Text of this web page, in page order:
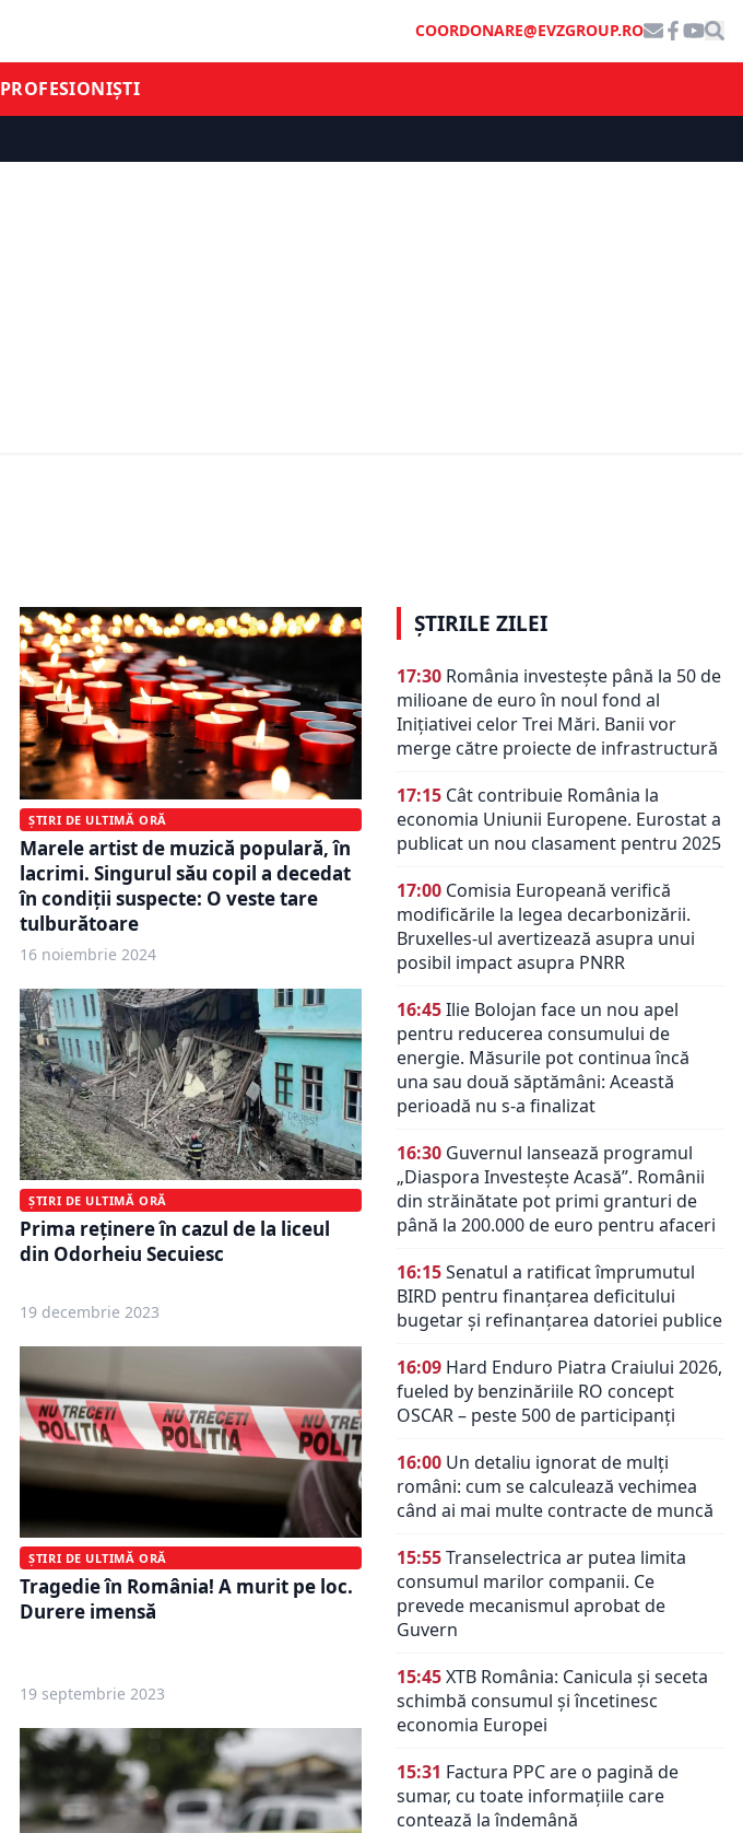
COORDONARE@EVZGROUP.RO
PROFESIONIȘTI
ȘTIRI DE ULTIMĂ ORĂ
Marele artist de muzică populară, în
lacrimi. Singurul său copil a decedat
în condiții suspecte: O veste tare
tulburătoare
16 noiembrie 2024
ȘTIRI DE ULTIMĂ ORĂ
Prima reținere în cazul de la liceul
din Odorheiu Secuiesc
19 decembrie 2023
ȘTIRI DE ULTIMĂ ORĂ
Tragedie în România! A murit pe loc.
Durere imensă
19 septembrie 2023
ȘTIRILE ZILEI
17:30 România investește până la 50 de
milioane de euro în noul fond al
Inițiativei celor Trei Mări. Banii vor
merge către proiecte de infrastructură
17:15 Cât contribuie România la
economia Uniunii Europene. Eurostat a
publicat un nou clasament pentru 2025
17:00 Comisia Europeană verifică
modificările la legea decarbonizării.
Bruxelles-ul avertizează asupra unui
posibil impact asupra PNRR
16:45Ilie Bolojan face un nou apel
pentru reducerea consumului de
energie. Măsurile pot continua încă
una sau două săptămâni: Această
perioadă nu s-a finalizat
16:30 Guvernul lansează programul
„Diaspora Investește Acasă”. Românii
din străinătate pot primi granturi de
până la 200.000 de euro pentru afaceri
16:15Senatul a ratificat împrumutul
BIRD pentru finanțarea deficitului
bugetar și refinanțarea datoriei publice
16:09 Hard Enduro Piatra Craiului 2026,
fueled by benzinăriile RO concept
OSCAR – peste 500 de participanți
16:00 Un detaliu ignorat de mulți
români: cum se calculează vechimea
când ai mai multe contracte de muncă
15:55Transelectrica ar putea limita
consumul marilor companii. Ce
prevede mecanismul aprobat de
Guvern
15:45XTB România: Canicula și seceta
schimbă consumul și încetinesc
economia Europei
15:31 Factura PPC are o pagină de
sumar, cu toate informațiile care
contează la îndemână